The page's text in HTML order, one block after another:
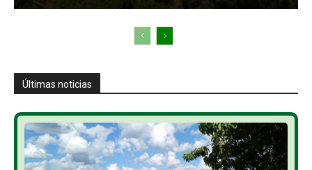
Últimas noticias